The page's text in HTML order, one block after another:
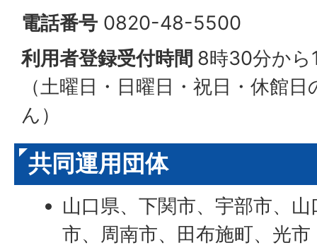
電話番号 0820-48-5500
利用者登録受付時間 8時30分か
（土曜日・日曜日・祝日・休館
ん）
共同運用団体
山口県、下関市、宇部市、
市、周南市、田布施町、光市